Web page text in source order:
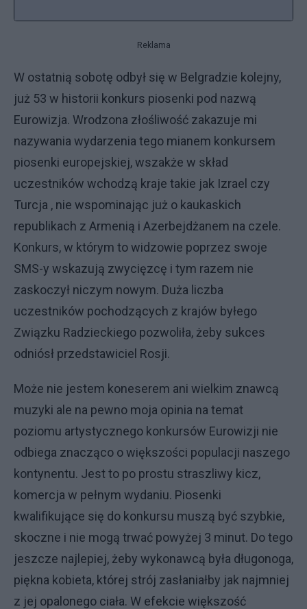
Reklama
W ostatnią sobotę odbył się w Belgradzie kolejny,
już 53 w historii konkurs piosenki pod nazwą
Eurowizja. Wrodzona złośliwość zakazuje mi
nazywania wydarzenia tego mianem konkursem
piosenki europejskiej, wszakże w skład
uczestników wchodzą kraje takie jak Izrael czy
Turcja , nie wspominając już o kaukaskich
republikach z Armenią i Azerbejdżanem na czele.
Konkurs, w którym to widzowie poprzez swoje
SMS-y wskazują zwycięzcę i tym razem nie
zaskoczył niczym nowym. Duża liczba
uczestników pochodzących z krajów byłego
Związku Radzieckiego pozwoliła, żeby sukces
odniósł przedstawiciel Rosji.
Może nie jestem koneserem ani wielkim znawcą
muzyki ale na pewno moja opinia na temat
poziomu artystycznego konkursów Eurowizji nie
odbiega znacząco o większości populacji naszego
kontynentu. Jest to po prostu straszliwy kicz,
komercja w pełnym wydaniu. Piosenki
kwalifikujące się do konkursu muszą być szybkie,
skoczne i nie mogą trwać powyżej 3 minut. Do tego
jeszcze najlepiej, żeby wykonawcą była długonoga,
piękna kobieta, której strój zasłaniałby jak najmniej
z jej opalonego ciała. W efekcie większość